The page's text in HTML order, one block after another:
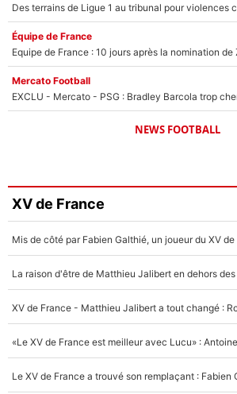
Équipe de France
Mercato Football
EXCLU - Mercato - PSG : Bradley Barcola trop
NEWS FOOTBALL
XV de France